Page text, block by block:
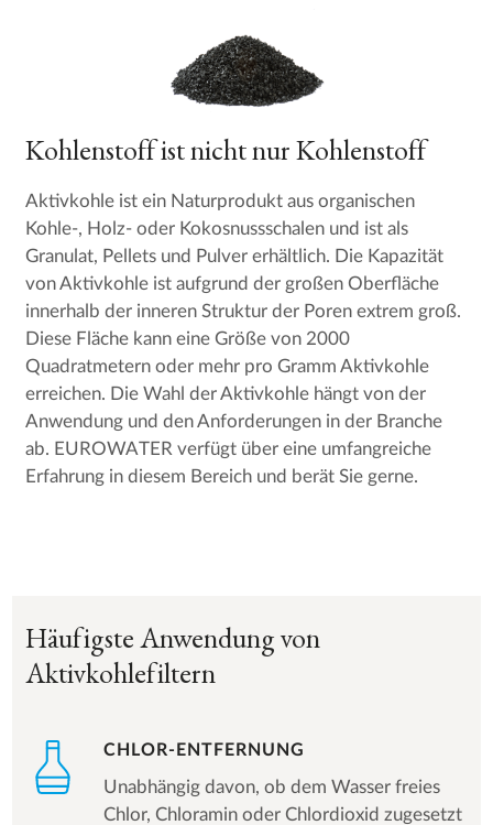
Kohlenstoff ist nicht nur Kohlenstoff
Aktivkohle ist ein Naturprodukt aus organischen
Kohle-, Holz- oder Kokosnussschalen und ist als
Granulat, Pellets und Pulver erhältlich. Die Kapazität
von Aktivkohle ist aufgrund der großen Oberfläche
innerhalb der inneren Struktur der Poren extrem groß.
Diese Fläche kann eine Größe von 2000
Quadratmetern oder mehr pro Gramm Aktivkohle
erreichen. Die Wahl der Aktivkohle hängt von der
Anwendung und den Anforderungen in der Branche
ab. EUROWATER verfügt über eine umfangreiche
Erfahrung in diesem Bereich und berät Sie gerne.
Häufigste Anwendung von
Aktivkohlefiltern
CHLOR-ENTFERNUNG
Unabhängig davon, ob dem Wasser freies
Chlor, Chloramin oder Chlordioxid zugesetzt